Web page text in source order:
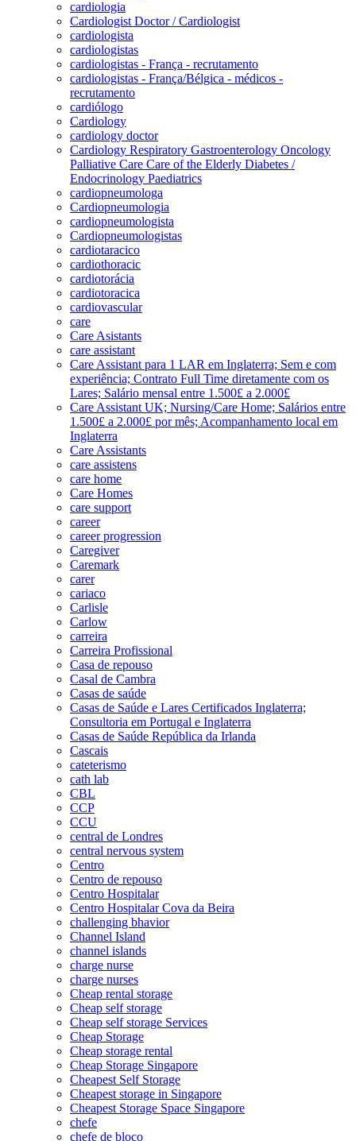
cardiologia
Cardiologist Doctor / Cardiologist
cardiologista
cardiologistas
cardiologistas - França - recrutamento
cardiologistas - França/Bélgica - médicos -
recrutamento
cardiólogo
Cardiology
cardiology doctor
Cardiology Respiratory Gastroenterology Oncology
Palliative Care Care of the Elderly Diabetes /
Endocrinology Paediatrics
cardiopneumologa
Cardiopneumologia
cardiopneumologista
Cardiopneumologistas
cardiotaracico
cardiothoracic
cardiotorácia
cardiotoracica
cardiovascular
care
Care Asistants
care assistant
Care Assistant para 1 LAR em Inglaterra; Sem e com
experiência; Contrato Full Time diretamente com os
Lares; Salário mensal entre 1.500£ a 2.000£
Care Assistant UK; Nursing/Care Home; Salários entre
1.500£ a 2.000£ por mês; Acompanhamento local em
Inglaterra
Care Assistants
care assistens
care home
Care Homes
care support
career
career progression
Caregiver
Caremark
carer
cariaco
Carlisle
Carlow
carreira
Carreira Profissional
Casa de repouso
Casal de Cambra
Casas de saúde
Casas de Saúde e Lares Certificados Inglaterra;
Consultoria em Portugal e Inglaterra
Casas de Saúde República da Irlanda
Cascais
cateterismo
cath lab
CBL
CCP
CCU
central de Londres
central nervous system
Centro
Centro de repouso
Centro Hospitalar
Centro Hospitalar Cova da Beira
challenging bhavior
Channel Island
channel islands
charge nurse
charge nurses
Cheap rental storage
Cheap self storage
Cheap self storage Services
Cheap Storage
Cheap storage rental
Cheap Storage Singapore
Cheapest Self Storage
Cheapest storage in Singapore
Cheapest Storage Space Singapore
chefe
chefe de bloco